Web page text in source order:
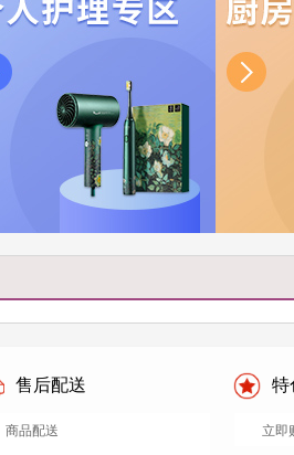
售后配送
商品配送
特
立即